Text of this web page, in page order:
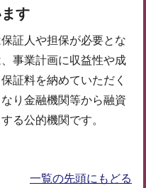
す
証人や担保が必要とな
事業計画に収益性や成
証料を納めていただく
り金融機関等から融資
る公的機関です。
一覧の先頭にもどる